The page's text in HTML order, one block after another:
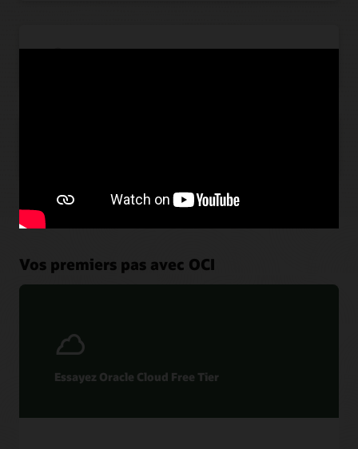
Vos premiers pas avec OCI
Essayez Oracle Cloud Free Tier